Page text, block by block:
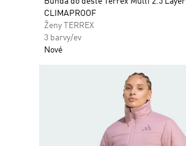
CLIMAPROOF
Ženy TERREX
3 barvy/ev
Nové